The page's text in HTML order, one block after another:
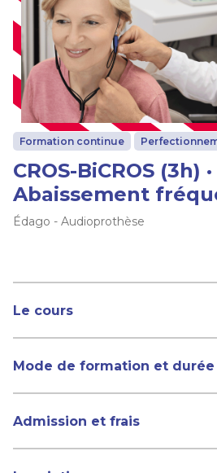
Formation continue
CROS-BiCROS (3h) ·
Abaissement
Édago - Audioprothèse
Le cours
Mode de formation et durée
Admission et frais